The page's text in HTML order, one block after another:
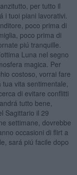
per tutto il
i tuoi piani lavorativi.
poco prima di
poco prima di
piú tranquille.
Luna nel segno
magica. Per
costoso, vorrai fare
vita sentimentale,
di evitare conflitti
tutto bene,
Sagittario il 29
settimane, dovrebbe
occasioni di flirt a
sará piú facile dopo